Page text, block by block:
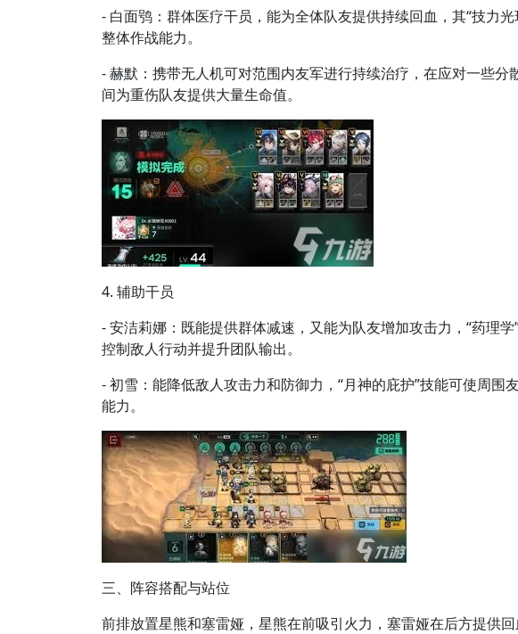
- 白面鸮：群体医疗干员，能为全体队友提供持续回血，其“技力
整体作战能力。
- 赫默：携带无人机可对范围内友军进行持续治疗，在应对一些分
间为重伤队友提供大量生命值。
4. 辅助干员
- 安洁莉娜：既能提供群体减速，又能为队友增加攻击力，“药理学
控制敌人行动并提升团队输出。
- 初雪：能降低敌人攻击力和防御力，“月神的庇护”技能可使周围
能力。
三、阵容搭配与站位
前排放置星熊和塞雷娅，星熊在前吸引火力，塞雷娅在后方提供